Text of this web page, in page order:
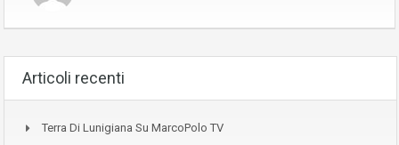
Articoli recenti
Terra Di Lunigiana Su MarcoPolo TV